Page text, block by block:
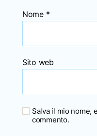
Nome *
Sito web
Salva il mio nome,
commento.